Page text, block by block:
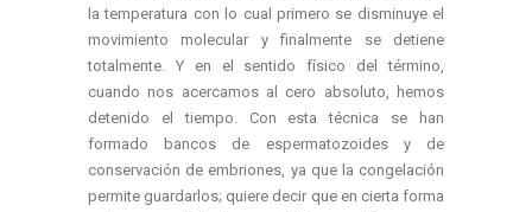
la temperatura con lo cual primero se disminuye el
movimiento molecular y finalmente se detiene
totalmente. Y en el sentido físico del término,
cuando nos acercamos al cero absoluto, hemos
detenido el tiempo. Con esta técnica se han
formado bancos de espermatozoides y de
conservación de embriones, ya que la congelación
permite guardarlos; quiere decir que en cierta forma